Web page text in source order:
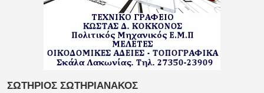
ΣΩΤΗΡΙΟΣ ΣΩΤΗΡΙΑΝΑΚΟΣ